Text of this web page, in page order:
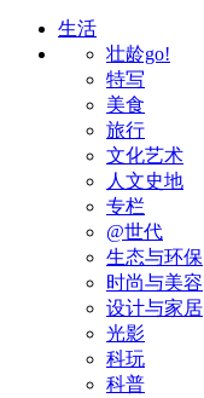
生活
壮龄go!
特写
美食
旅行
文化艺术
人文史地
专栏
@世代
生态与环保
时尚与美容
设计与家居
光影
科玩
科普